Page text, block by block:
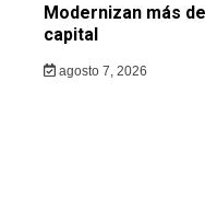
Modernizan más
capital
agosto 7, 2026